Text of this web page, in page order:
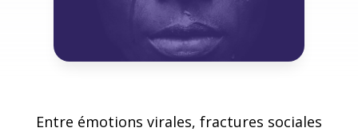
Entre émotions virales, fractures sociales